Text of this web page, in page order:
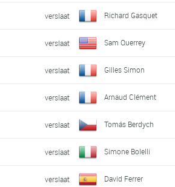
verslaat Richard Gasquet
verslaat Sam Querrey
verslaat Gilles Simon
verslaat Arnaud Clément
verslaat Tomás Berdych
verslaat Simone Bolelli
verslaat David Ferrer